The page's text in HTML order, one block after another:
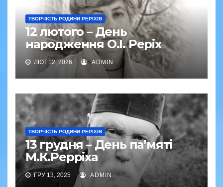
ТВОРЧІСТЬ РОДИНИ РЕРІХІВ
12 лютого – День
народження О.І. Реріх
ЛЮТ 12, 2026 ADMIN
ТВОРЧІСТЬ РОДИНИ РЕРІХІВ
13 грудня – День па’мяті
М.К.Рерріха
ГРУ 13, 2025 ADMIN